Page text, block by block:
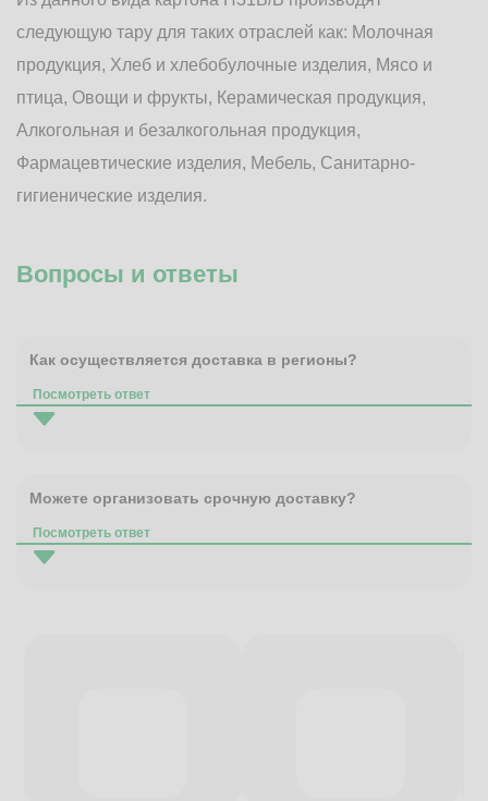
следующую тару для таких отраслей как: Молочная
продукция, Хлеб и хлебобулочные изделия, Мясо и
птица, Овощи и фрукты, Керамическая продукция,
Алкогольная и безалкогольная продукция,
Фармацевтические изделия, Мебель, Санитарно-
гигиенические изделия.
Вопросы и ответы
Как осуществляется доставка в регионы?
Посмотреть ответ
Можете организовать срочную доставку?
Посмотреть ответ